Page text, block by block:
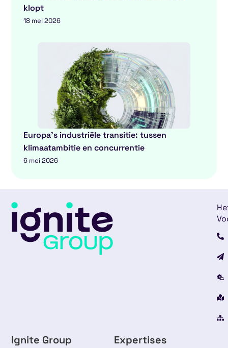
klopt
18 mei 2026
Europa’s industriële transitie: tussen
klimaatambitie en concurrentie
6 mei 2026
Ignite Group Expertises